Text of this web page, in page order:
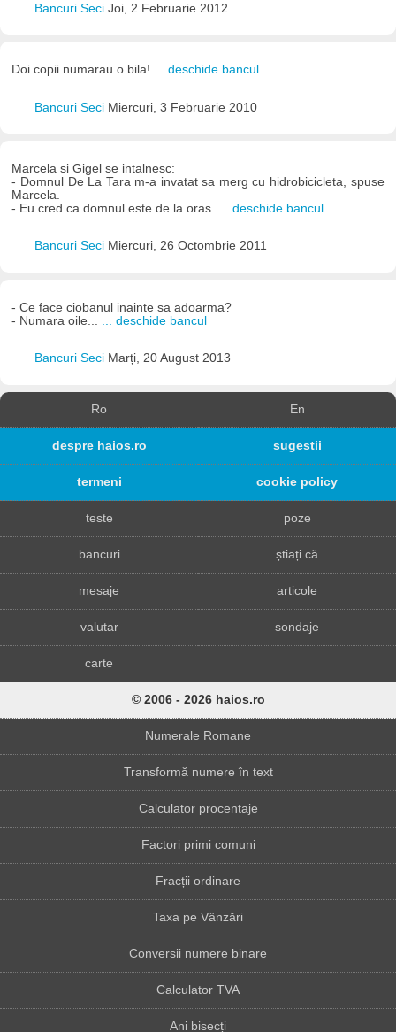
Bancuri Seci Joi, 2 Februarie 2012
Doi copii numarau o bila! ... deschide bancul
Bancuri Seci Miercuri, 3 Februarie 2010
Marcela si Gigel se intalnesc:
- Domnul De La Tara m-a invatat sa merg cu hidrobicicleta, spuse
Marcela.
- Eu cred ca domnul este de la oras. ... deschide bancul
Bancuri Seci Miercuri, 26 Octombrie 2011
- Ce face ciobanul inainte sa adoarma?
- Numara oile...
... deschide bancul
Bancuri Seci Marți, 20 August 2013
Ro En
despre haios.ro sugestii
termeni cookie policy
teste poze
bancuri știați că
mesaje articole
valutar sondaje
carte
© 2006 - 2026 haios.ro
Numerale Romane
Transformă numere în text
Calculator procentaje
Factori primi comuni
Fracții ordinare
Taxa pe Vânzări
Conversii numere binare
Calculator TVA
Ani bisecți